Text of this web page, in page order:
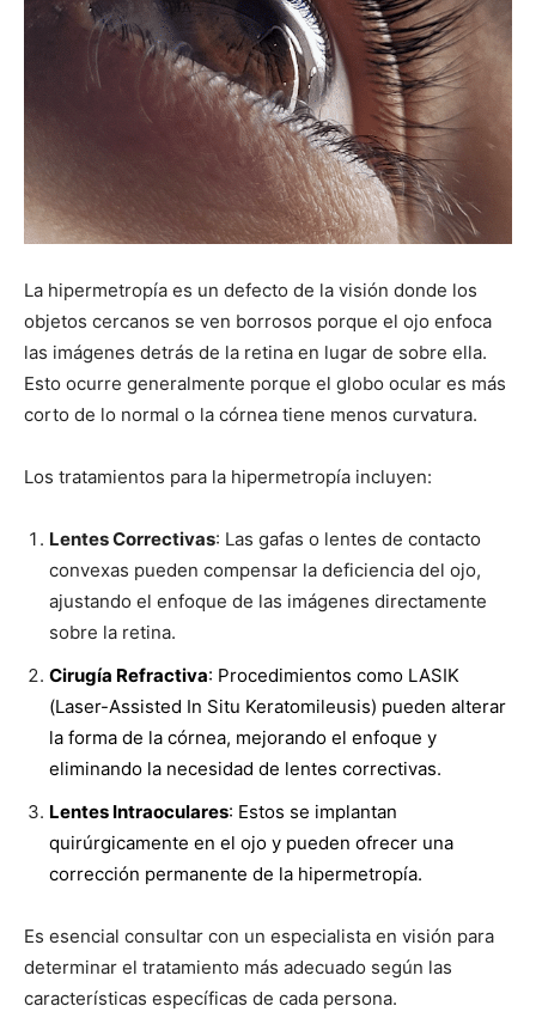
La hipermetropía es un defecto de la visión donde los
objetos cercanos se ven borrosos porque el ojo enfoca
las imágenes detrás de la retina en lugar de sobre ella.
Esto ocurre generalmente porque el globo ocular es más
corto de lo normal o la córnea tiene menos curvatura.
Los tratamientos para la hipermetropía incluyen:
Lentes Correctivas: Las gafas o lentes de contacto
convexas pueden compensar la deficiencia del ojo,
ajustando el enfoque de las imágenes directamente
sobre la retina.
Cirugía Refractiva: Procedimientos como LASIK
(Laser-Assisted In Situ Keratomileusis) pueden alterar
la forma de la córnea, mejorando el enfoque y
eliminando la necesidad de lentes correctivas.
Lentes Intraoculares: Estos se implantan
quirúrgicamente en el ojo y pueden ofrecer una
corrección permanente de la hipermetropía.
Es esencial consultar con un especialista en visión para
determinar el tratamiento más adecuado según las
características específicas de cada persona.